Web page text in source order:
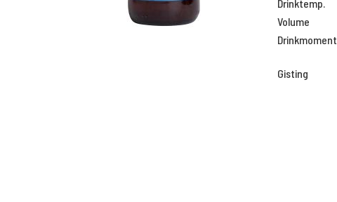
Drinktemp.
Volume
Drinkmoment
Gisting